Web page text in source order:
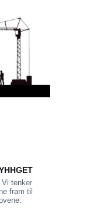
Vi tenker
fram til